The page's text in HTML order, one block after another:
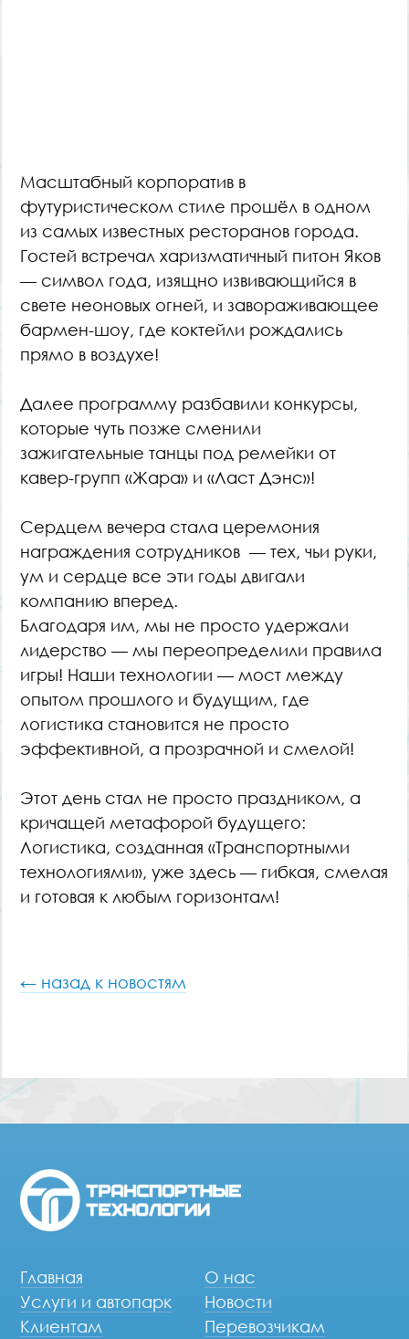
Масштабный корпоратив в
футуристическом стиле прошёл в одном
из самых известных ресторанов города.
Гостей встречал харизматичный питон Яков
— символ года, изящно извивающийся в
свете неоновых огней, и завораживающее
бармен-шоу, где коктейли рождались
прямо в воздухе!
Далее программу разбавили конкурсы,
которые чуть позже сменили
зажигательные танцы под ремейки от
кавер-групп «Жара» и «Ласт Дэнс»!
Сердцем вечера стала церемония
награждения сотрудников — тех, чьи руки,
ум и сердце все эти годы двигали
компанию вперед.
Благодаря им, мы не просто удержали
лидерство — мы переопределили правила
игры! Наши технологии — мост между
опытом прошлого и будущим, где
логистика становится не просто
эффективной, а прозрачной и смелой!
Этот день стал не просто праздником, а
кричащей метафорой будущего:
Логистика, созданная «Транспортными
технологиями», уже здесь — гибкая, смелая
и готовая к любым горизонтам!
← назад к новостям
Главная
О нас
Услуги и автопарк
Новости
Клиентам
Перевозчикам